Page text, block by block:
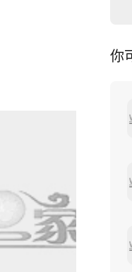
你